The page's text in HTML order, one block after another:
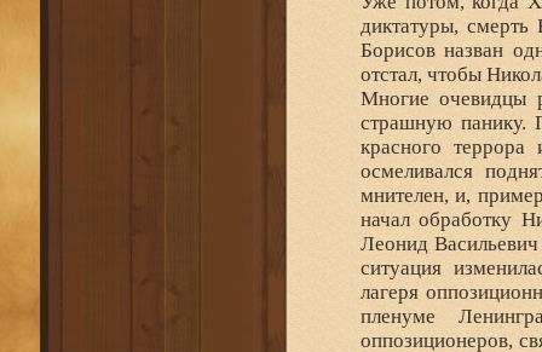
диктатуры,
Борисов назван
отстал, чтобы
Многие очевидцы
страшную панику.
красного террора
осмеливался
мнителен, и,
начал обработку
Леонид
ситуация
лагеря
пленуме
оппозиционеров,